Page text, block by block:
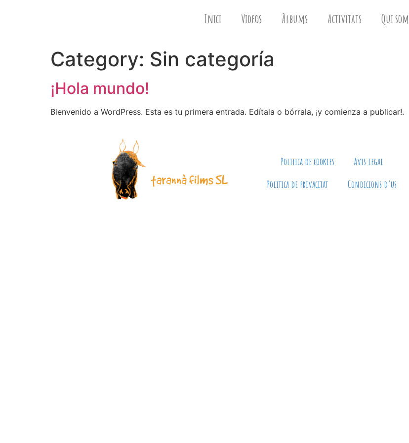
Inici Videos Àlbums Activitats Qui som
Category: Sin categoría
¡Hola mundo!
Bienvenido a WordPress. Esta es tu primera entrada. Edítala o bórrala, ¡y comienza a publicar!.
Politica de cookies
Avis legal
Politica de privacitat
Condicions d’us